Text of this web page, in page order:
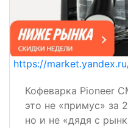
https://
Кофеварка Pioneer
это не «примус» за
но и не «дядя с